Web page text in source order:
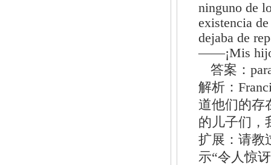
ninguno de
existencia
dejaba de
——¡Mis
答案：
解析：
道他们的存
的儿子们，
扩展：请教
示“令人惊